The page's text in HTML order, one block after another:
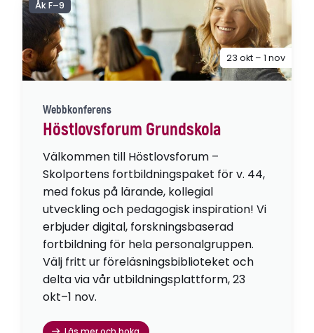
Webbkonferens
Höstlovsforum Grundskola
Välkommen till Höstlovsforum –
Skolportens fortbildningspaket för v. 44,
med fokus på lärande, kollegial
utveckling och pedagogisk inspiration! Vi
erbjuder digital, forskningsbaserad
fortbildning för hela personalgruppen.
Välj fritt ur föreläsningsbiblioteket och
delta via vår utbildningsplattform, 23
okt–1 nov.
Åk F–9
23 okt – 1 nov